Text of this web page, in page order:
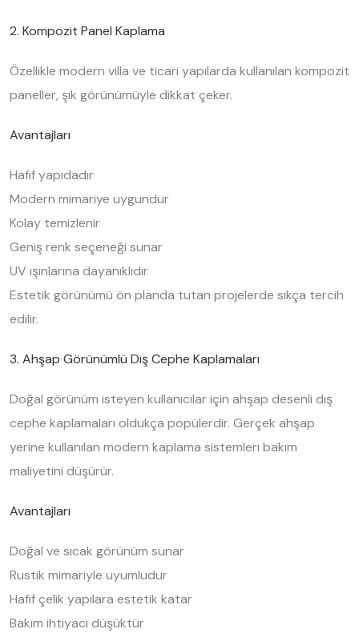
2. Kompozit Panel Kaplama
Özellikle modern villa ve ticari yapılarda kullanılan kompozit
paneller, şık görünümüyle dikkat çeker.
Avantajları
Hafif yapıdadır
Modern mimariye uygundur
Kolay temizlenir
Geniş renk seçeneği sunar
UV ışınlarına dayanıklıdır
Estetik görünümü ön planda tutan projelerde sıkça tercih
edilir.
3. Ahşap Görünümlü Dış Cephe Kaplamaları
Doğal görünüm isteyen kullanıcılar için ahşap desenli dış
cephe kaplamaları oldukça popülerdir. Gerçek ahşap
yerine kullanılan modern kaplama sistemleri bakım
maliyetini düşürür.
Avantajları
Doğal ve sıcak görünüm sunar
Rustik mimariyle uyumludur
Hafif çelik yapılara estetik katar
Bakım ihtiyacı düşüktür